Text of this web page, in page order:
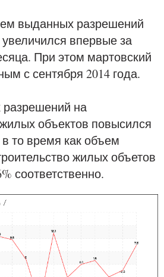
выданных разрешений
увеличился впервые за
При этом мартовский
с сентября 2014 года.
на
объектов повысился
то время как объем
жилых объетов
соответственно.